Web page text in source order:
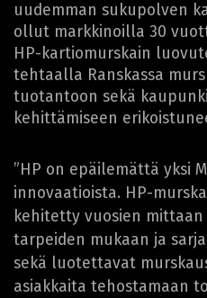
uudemman sukupolven
ollut markkinoilla 30
HP-kartiomurskain
tehtaalla Ranskassa
tuotantoon sekä
kehittämiseen
”HP on epäilemättä yksi
innovaatioista. HP-
kehitetty vuosien
tarpeiden mukaan ja
sekä luotettavat
asiakkaita tehostamaan